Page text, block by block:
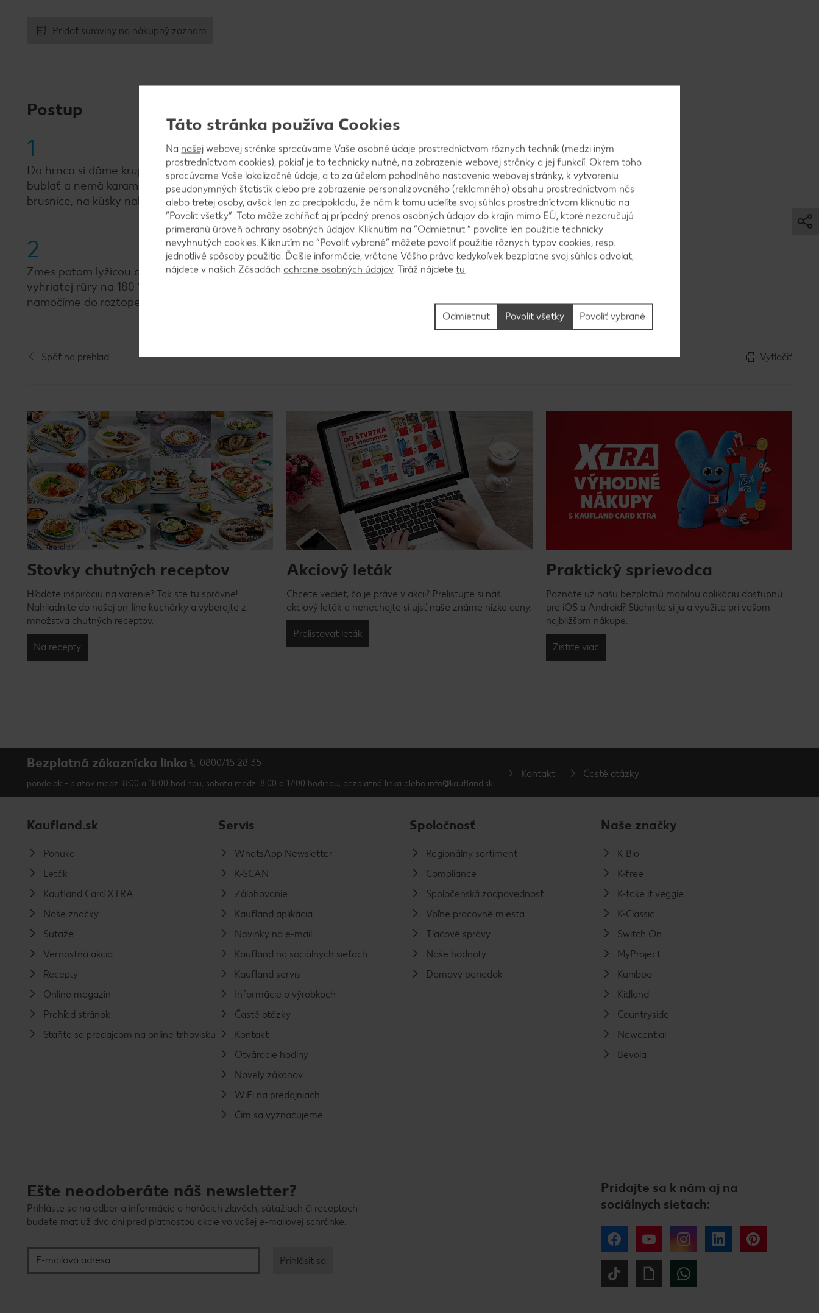
Pridať suroviny na nákupný zoznam
Postup
1
Do hrnca si dáme krupicový cukor, med, smotanu a maslo. Na miernej teplote zohrievame, kým nezačne zmes
bublať a nemá karamelovú farbu - mala by mať okolo 125 °C. Zmes odstavíme a do hrnca prisypeme sušené
brusnice, na kúsky nakrájané datle, hrozienka a mandľové plátky. Dochutíme škoricou a štipkou soli.
2
Zmes potom lyžicou dávame na papier na pečenie, aby sme docielili pekný okrúhly tvar. Florentínky dáme do
vyhriatej rúry na 180 °C približne na 10 - 15 minút. Necháme vychladnúť. Preložíme na tanier a spodnú stranu
namočíme do roztopenej tmavej čokolády.
Späť na prehľad Vytlačiť
Stovky chutných receptov
Hľadáte inšpiráciu na varenie? Tak ste tu správne!
Nahliadnite do našej on-line kuchárky a vyberajte z
množstva chutných receptov.
Na recepty
Akciový leták
Chcete vedieť, čo je práve v akcii? Prelistujte si náš
akciový leták a nenechajte si ujsť naše známe nízke ceny.
Prelistovať leták
Praktický sprievodca
Poznáte už našu bezplatnú mobilnú aplikáciu dostupnú
pre iOS a Android? Stiahnite si ju a využite pri vašom
najbližšom nákupe.
Zistite viac
Bezplatná zákaznícka linka 0800/15 28 35
pondelok - piatok medzi 8:00 a 18:00 hodinou, sobota medzi 8:00 a 17:00 hodinou, bezplatná linka alebo info@kaufland.sk
Kontakt Časté otázky
Kaufland.sk
Ponuka
Leták
Kaufland Card XTRA
Naše značky
Súťaže
Vernostná akcia
Recepty
Online magazín
Prehľad stránok
Staňte sa predajcom na online trhovisku
Servis
WhatsApp Newsletter
K-SCAN
Zálohovanie
Kaufland aplikácia
Novinky na e-mail
Kaufland na sociálnych sieťach
Kaufland servis
Informácie o výrobkoch
Časté otázky
Kontakt
Otváracie hodiny
Novely zákonov
WiFi na predajniach
Čím sa vyznačujeme
Spoločnosť
Regionálny sortiment
Compliance
Spoločenská zodpovednosť
Voľné pracovné miesta
Tlačové správy
Naše hodnoty
Domový poriadok
Naše značky
K-Bio
K-free
K-take it veggie
K-Classic
Switch On
MyProject
Kuniboo
Kidland
Countryside
Newcential
Bevola
Ešte neodoberáte náš newsletter?
Prihláste sa na odber a informácie o horúcich zľavách, súťažiach či receptoch
budete mať už dva dni pred platnosťou akcie vo vašej e-mailovej schránke.
E-mailová adresa Prihlásiť sa
Pridajte sa k nám aj na
sociálnych sieťach:
Facebook YouTube Instagram LinkedIn
Tiktok Giphy
Táto stránka používa Cookies
Na našej webovej stránke spracúvame Vaše osobné údaje prostredníctvom rôznych techník (medzi iným
prostredníctvom cookies), pokiaľ je to technicky nutné, na zobrazenie webovej stránky a jej funkcií. Okrem toho
spracúvame Vaše lokalizačné údaje, a to za účelom pohodlného nastavenia webovej stránky, k vytvoreniu
pseudonymných štatistík alebo pre zobrazenie personalizovaného (reklamného) obsahu prostredníctvom nás
alebo tretej osoby, avšak len za predpokladu, že nám k tomu udelíte svoj súhlas prostredníctvom kliknutia na
“Povoliť všetky”. Toto môže zahŕňať aj prípadný prenos osobných údajov do krajín mimo EÚ, ktoré nezaručujú
primeranú úroveň ochrany osobných údajov. Kliknutím na “Odmietnuť ” povolíte len použitie technicky
nevyhnutých cookies. Kliknutím na “Povoliť vybrané” môžete povoliť použitie rôznych typov cookies, resp.
jednotlivé spôsoby použitia. Ďalšie informácie, vrátane Vášho práva kedykoľvek bezplatne svoj súhlas odvolať,
nájdete v našich Zásadách ochrane osobných údajov. Tiráž nájdetetu.
Povoliť vybrané
Odmietnuť Povoliť všetky